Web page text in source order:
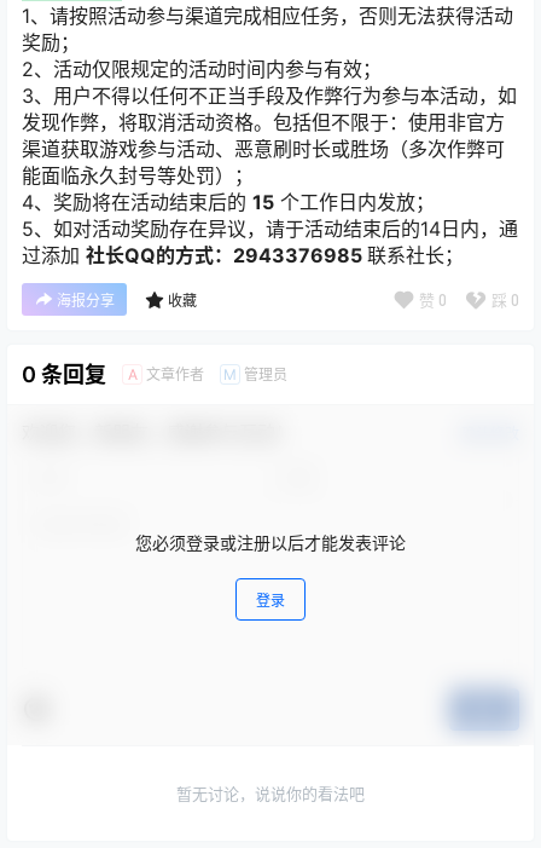
1、请按照活动参与渠道完成相应任务，否则无法获得活动
奖励；
2、活动仅限规定的活动时间内参与有效；
3、用户不得以任何不正当手段及作弊行为参与本活动，如
发现作弊，将取消活动资格。包括但不限于：使用非官方
渠道获取游戏参与活动、恶意刷时长或胜场（多次作弊可
能面临永久封号等处罚）；
4、奖励将在活动结束后的 15 个工作日内发放；
5、如对活动奖励存在异议，请于活动结束后的14日内，通
过添加 社长QQ的方式：2943376985 联系社长；
海报分享 收藏 赞 0 踩 0
0 条回复 A 文章作者 M 管理员
您必须登录或注册以后才能发表评论
登录
暂无讨论，说说你的看法吧